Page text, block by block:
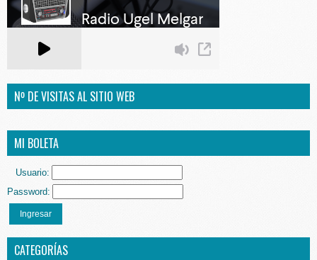
Nº DE VISITAS AL SITIO WEB
MI BOLETA
Usuario:
Password:
Ingresar
CATEGORÍAS